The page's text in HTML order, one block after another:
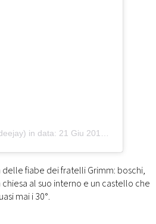
in data: 21 Giu 2019 alle ore 5:57 PDT
delle fiabe dei fratelli Grimm: boschi,
al suo interno e un castello che
mai i 30°.